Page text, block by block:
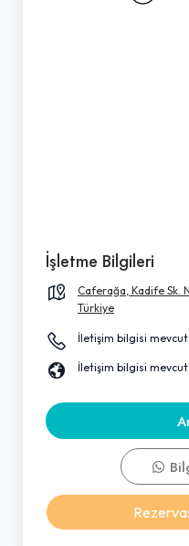
İşletme Bilgileri
Caferağa, Kadife Sk.
Türkiye
İletişim bilgisi mevcut
İletişim bilgisi mevcut